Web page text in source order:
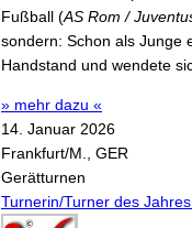
Fußball (AS Rom /
sondern: Schon als Junge
Handstand und wendete
» mehr dazu «
14. Januar 2026
Frankfurt/M., GER
Gerätturnen
Turnerin/Turner des